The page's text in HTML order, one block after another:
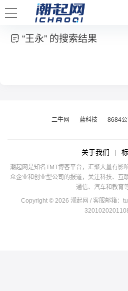
“王永” 的搜索结果
二牛网 蓝科技 8684
关于我们 |
潮起网是知名TMT博客平台，汇聚大量有影
众企业和创业型公司的报道，关注科技、互
通信、汽车和教育
Copyright © 2026 潮起网 / 客服邮箱：